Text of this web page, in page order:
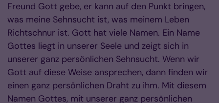
Freund Gott gebe, er kann auf den Punkt bringen,
was meine Sehnsucht ist, was meinem Leben
Richtschnur ist. Gott hat viele Namen. Ein Name
Gottes liegt in unserer Seele und zeigt sich in
unserer ganz persönlichen Sehnsucht. Wenn wir
Gott auf diese Weise ansprechen, dann finden wir
einen ganz persönlichen Draht zu ihm. Mit diesem
Namen Gottes, mit unserer ganz persönlichen